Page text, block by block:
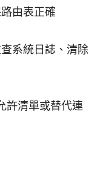
由表正確
系統日誌、清除
許清單或替代連